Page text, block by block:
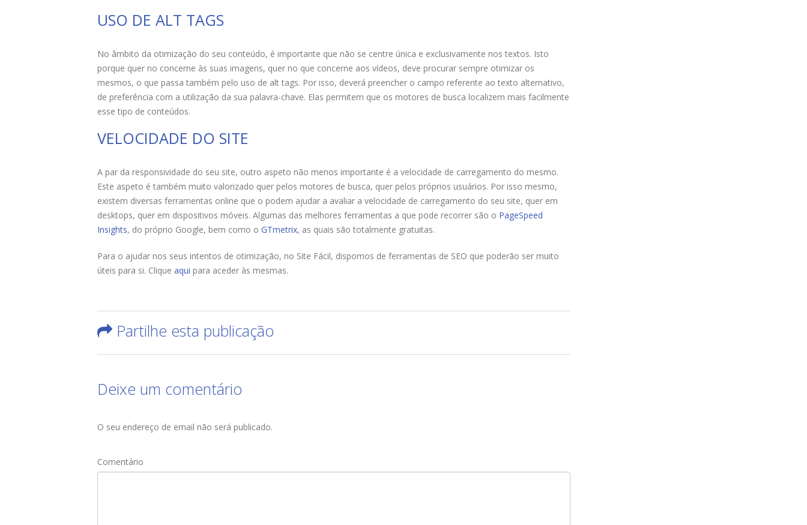
USO DE ALT TAGS
No âmbito da otimização do seu conteúdo, é importante que não se centre única e exclusivamente nos textos. Isto
porque quer no concerne às suas imagens, quer no que concerne aos vídeos, deve procurar sempre otimizar os
mesmos, o que passa também pelo uso de alt tags. Por isso, deverá preencher o campo referente ao texto alternativo,
de preferência com a utilização da sua palavra-chave. Elas permitem que os motores de busca localizem mais facilmente
esse tipo de conteúdos.
VELOCIDADE DO SITE
A par da responsividade do seu site, outro aspeto não menos importante é a velocidade de carregamento do mesmo.
Este aspeto é também muito valorizado quer pelos motores de busca, quer pelos próprios usuários. Por isso mesmo,
existem diversas ferramentas online que o podem ajudar a avaliar a velocidade de carregamento do seu site, quer em
desktops, quer em dispositivos móveis. Algumas das melhores ferramentas a que pode recorrer são o PageSpeed
Insights, do próprio Google, bem como o GTmetrix, as quais são totalmente gratuitas.
Para o ajudar nos seus intentos de otimização, no Site Fácil, dispomos de ferramentas de SEO que poderão ser muito
úteis para si. Clique aqui para aceder às mesmas.
Partilhe esta publicação
Deixe um comentário
O seu endereço de email não será publicado.
Comentário